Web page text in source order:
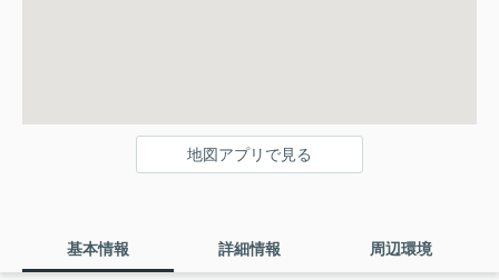
地図アプリで見る
基本情報 詳細情報 周辺環境